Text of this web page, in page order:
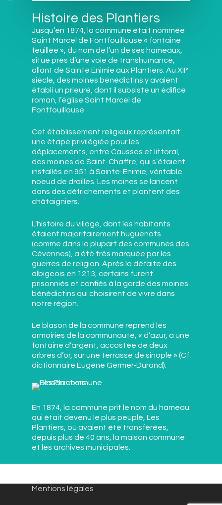
Histoire des Plantiers
Jusqu’en 1874, la commune était nommée
Saint Marcel de Fontfouillouse « fontaine
feuillée », du nom de l’un de ses hameaux,
situé près d’une voie de transhumance,
allant de Sainte Enimie aux Plantiers. Au XII°
siècle, des moines bénédictins y avaient
établi un prieuré, dont il subsiste un édifice
roman, l’église Saint Marcel de
Fontfouillouse.
Cet établissement religieux représentait
une étape privilégiée pour les
déplacements, entre Causses et littoral,
des moines de Saint-Chaffre, qui s’étaient
installés en 951 à Sainte-Enimie, véritable
noeud de drailles. Les moines se lancent
dans des défrichements et plantent des
châtaigniers.
L’histoire du village, dont les habitants
étaient majoritairement huguenots
(comme dans la plupart des communes des
Cévennes), a été très marquée par les
guerres de religion. Après la défaite des
albigeois en 1213, certains furent
prisonniés et confiés à la garde des moines
bénédictins qui choisirent de vivre dans
notre région.
Le blason de la commune reprend les
armoiries de la communauté, « d’azur, à une
fontaine d’argent, accostée de deux
arbres d’or, sur une terrasse de sinople » (Cf
dictionnaire Eugène Germer-Durand).
En 1874, la commune prit le nom du hameau
qui était devenu le plus peuplé, Les
Plantiers, où avaient été transférées,
depuis plus de 40 ans, la maison commune
et les archives municipales.
Mentions légales